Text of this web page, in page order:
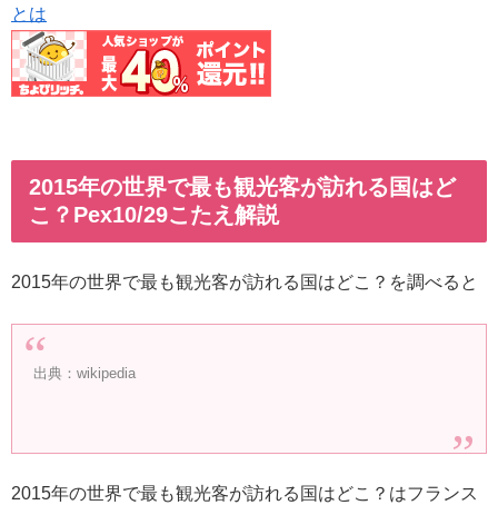
とは
2015年の世界で最も観光客が訪れる国はど
こ？Pex10/29こたえ解説
2015年の世界で最も観光客が訪れる国はどこ？を調べると
出典：wikipedia
2015年の世界で最も観光客が訪れる国はどこ？はフランス